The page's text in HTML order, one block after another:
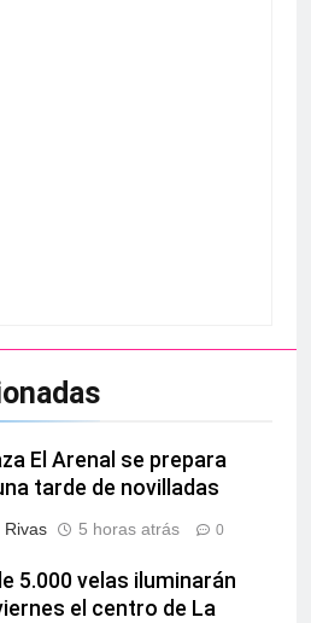
El Arenal se prepara
tarde de novilladas
Rivas 5 horas atrás 0
5.000 velas iluminarán
el centro de La